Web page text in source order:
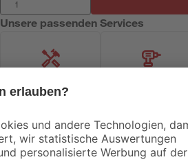
Unsere passenden Services